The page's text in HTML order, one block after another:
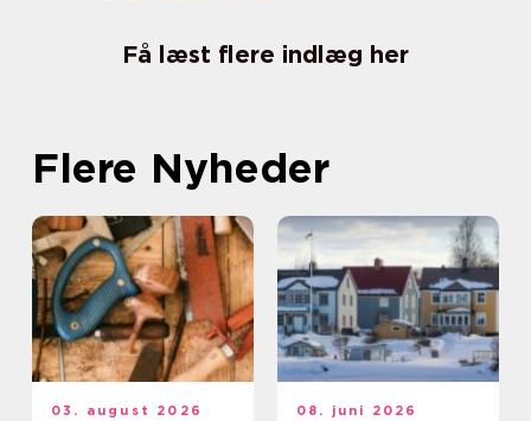
Få læst flere indlæg her
Flere Nyheder
03. august 2026 08. juni 2026